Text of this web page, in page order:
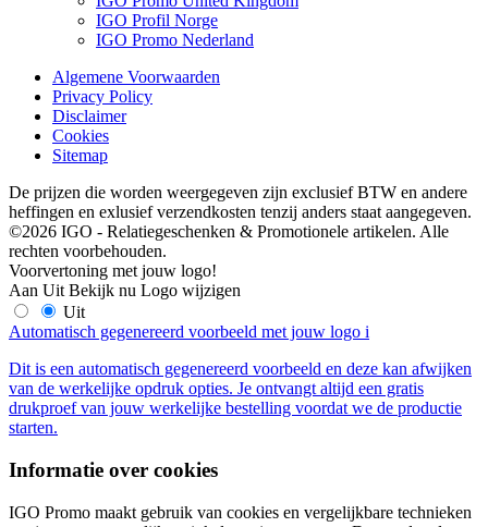
IGO Profil Norge
IGO Promo Nederland
Algemene Voorwaarden
Privacy Policy
Disclaimer
Cookies
Sitemap
De prijzen die worden weergegeven zijn exclusief BTW en andere
heffingen en exlusief verzendkosten tenzij anders staat aangegeven.
©2026 IGO - Relatiegeschenken & Promotionele artikelen. Alle
rechten voorbehouden.
Voorvertoning met jouw logo!
Aan Uit Bekijk nu Logo wijzigen
Uit
Automatisch gegenereerd voorbeeld met jouw logo i
Dit is een automatisch gegenereerd voorbeeld en deze kan afwijken
van de werkelijke opdruk opties. Je ontvangt altijd een gratis
drukproef van jouw werkelijke bestelling voordat we de productie
starten.
Informatie over cookies
IGO Promo maakt gebruik van cookies en vergelijkbare technieken